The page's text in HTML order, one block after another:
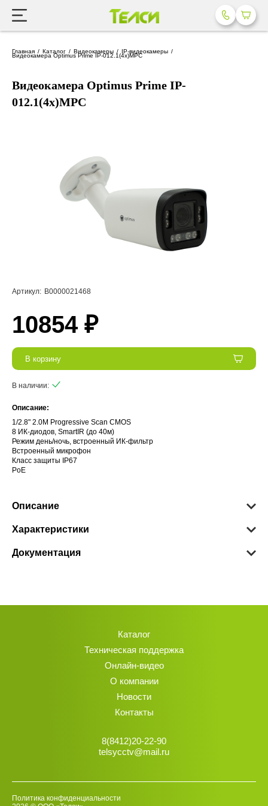
Главная Каталог Видеокамеры IP-видеокамеры
Видеокамера Optimus Prime IP-012.1(4x)MPC
Видеокамера Optimus Prime IP-
012.1(4x)MPC
Артикул: В0000021468
10854 ₽
В корзину
В наличии:
Описание:
1/2.8" 2.0M Progressive Scan CMOS
8 ИК-диодов, SmartIR (до 40м)
Режим день/ночь, встроенный ИК-фильтр
Встроенный микрофон
Класс защиты IР67
PoE
Описание
Характеристики
Документация
Каталог
Техническая поддержка
Онлайн-видео
О компании
Новости
Контакты
8(8412)20-22-90
telsycctv@mail.ru
Политика конфиденциальности